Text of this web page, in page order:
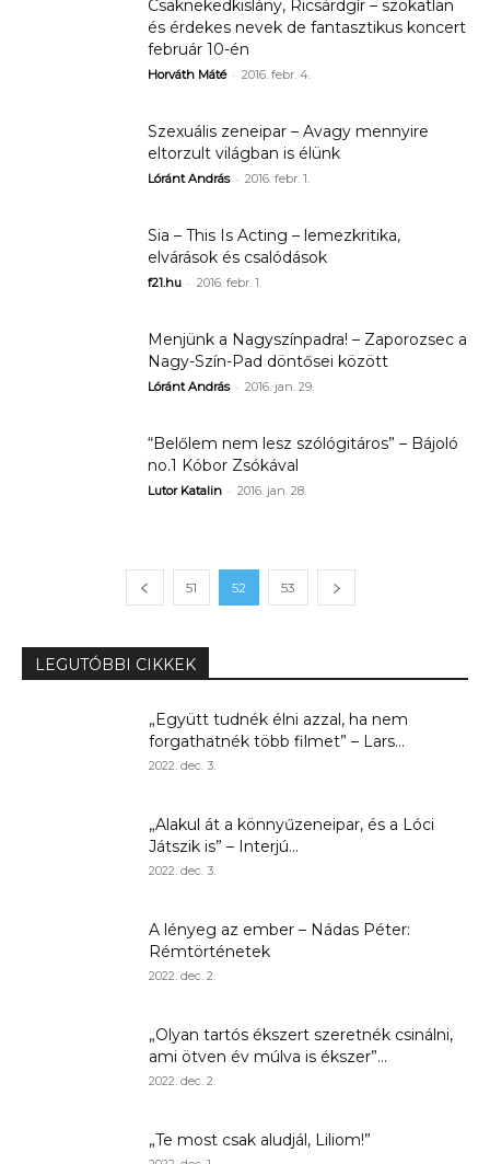
Csaknekedkislány, Ricsárdgír – szokatlan
és érdekes nevek de fantasztikus koncert
február 10-én
Horváth Máté - 2016. febr. 4.
Szexuális zeneipar – Avagy mennyire
eltorzult világban is élünk
Lóránt András - 2016. febr. 1.
Sia – This Is Acting – lemezkritika,
elvárások és csalódások
f21.hu - 2016. febr. 1.
Menjünk a Nagyszínpadra! – Zaporozsec a
Nagy-Szín-Pad döntősei között
Lóránt András - 2016. jan. 29.
“Belőlem nem lesz szólógitáros” – Bájoló
no.1 Kóbor Zsókával
Lutor Katalin - 2016. jan. 28.
51 52 53
LEGUTÓBBI CIKKEK
„Együtt tudnék élni azzal, ha nem
forgathatnék több filmet” – Lars...
2022. dec. 3.
„Alakul át a könnyűzeneipar, és a Lóci
Játszik is” – Interjú...
2022. dec. 3.
A lényeg az ember – Nádas Péter:
Rémtörténetek
2022. dec. 2.
„Olyan tartós ékszert szeretnék csinálni,
ami ötven év múlva is ékszer”...
2022. dec. 2.
„Te most csak aludjál, Liliom!”